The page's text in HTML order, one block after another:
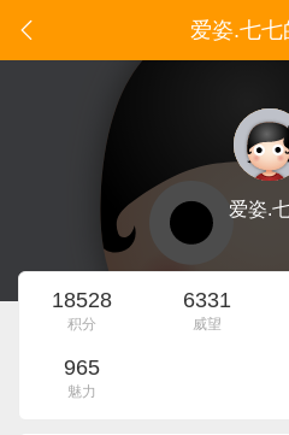
爱姿.七七
爱姿.
18528
积分
6331
威望
965
魅力